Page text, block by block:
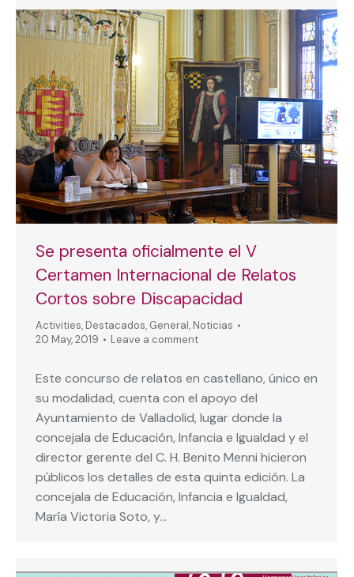
Se presenta oficialmente el V
Certamen Internacional de Relatos
Cortos sobre Discapacidad
Activities, Destacados, General, Noticias
20 May, 2019
Leave a comment
Este concurso de relatos en castellano, único en
su modalidad, cuenta con el apoyo del
Ayuntamiento de Valladolid, lugar donde la
concejala de Educación, Infancia e Igualdad y el
director gerente del C. H. Benito Menni hicieron
públicos los detalles de esta quinta edición. La
concejala de Educación, Infancia e Igualdad,
María Victoria Soto, y…